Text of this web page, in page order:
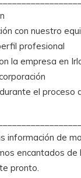
con nuestro
profesional
la empresa en
el proceso
información de
encantados de
pronto.